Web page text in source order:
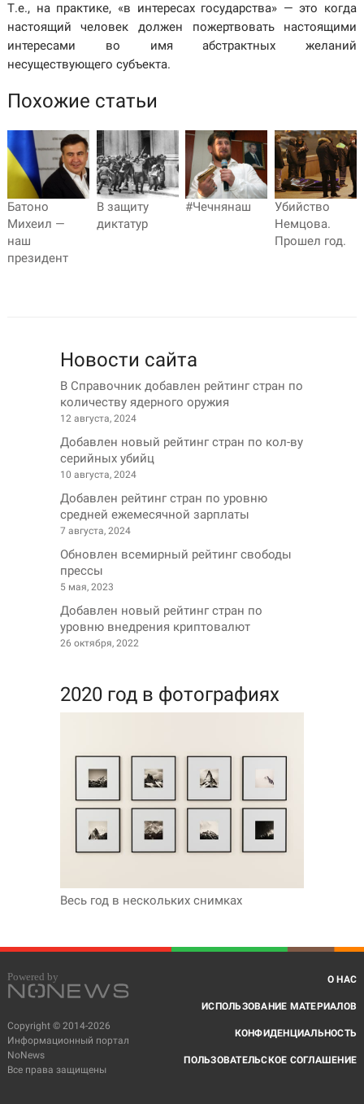
Т.е., на практике, «в интересах государства» — это когда
настоящий человек должен пожертвовать настоящими
интересами во имя абстрактных желаний
несуществующего субъекта.
Похожие статьи
Батоно
Михеил —
наш
президент
В защиту
диктатур
#Чечнянаш
Убийство
Немцова.
Прошел год.
Новости сайта
В Справочник добавлен рейтинг стран по
количеству ядерного оружия
12 августа, 2024
Добавлен новый рейтинг стран по кол-ву
серийных убийц
10 августа, 2024
Добавлен рейтинг стран по уровню
средней ежемесячной зарплаты
7 августа, 2024
Обновлен всемирный рейтинг свободы
прессы
5 мая, 2023
Добавлен новый рейтинг стран по
уровню внедрения криптовалют
26 октября, 2022
2020 год в фотографиях
Весь год в нескольких снимках
Copyright © 2014-2026
Информационный портал
NoNews
Все права защищены
О НАС
ИСПОЛЬЗОВАНИЕ МАТЕРИАЛОВ
КОНФИДЕНЦИАЛЬНОСТЬ
ПОЛЬЗОВАТЕЛЬСКОЕ СОГЛАШЕНИЕ